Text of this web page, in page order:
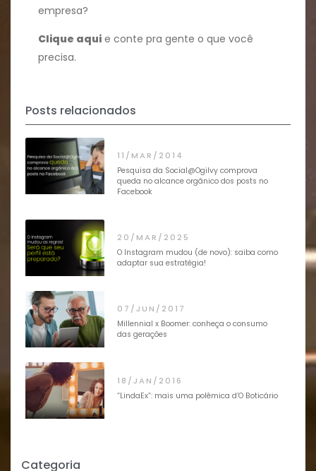
empresa?
Clique aquie conte pra gente o que você
precisa.
Posts relacionados
11/MAR/2014
Pesquisa da Social@Ogilvy comprova
queda no alcance orgânico dos posts no
Facebook
20/MAR/2025
O Instagram mudou (de novo): saiba como
adaptar sua estratégia!
07/JUN/2017
Millennial x Boomer: conheça o consumo
das gerações
18/JAN/2016
“LindaEx”: mais uma polêmica d’O Boticário
Categoria